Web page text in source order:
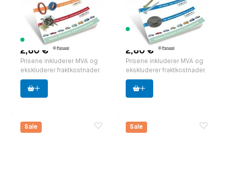
Paruzzi nummer:591812
Produsent:
Paruzzi
7 varer tilgjengelig
2,80 €
Prisene inkluderer MVA og
ekskluderer fraktkostnader.
Paruzzi nummer:591813
Produsent:
Paruzzi
179 varer
tilgjengelig
2,80 €
Prisene inkluderer MVA og
ekskluderer fraktkostnader.
Sale Sale